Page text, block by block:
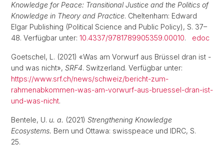
Knowledge for Peace: Transitional Justice and the Politics of
Knowledge in Theory and Practice. Cheltenham: Edward
Elgar Publishing (Political Science and Public Policy), S. 37–
48. Verfügbar unter: 10.4337/9781789905359.00010. edoc
Goetschel, L. (2021) «Was am Vorwurf aus Brüssel dran ist -
und was nicht», SRF4. Switzerland. Verfügbar unter:
https://www.srf.ch/news/schweiz/bericht-zum-
rahmenabkommen-was-am-vorwurf-aus-bruessel-dran-ist-
und-was-nicht.
Bentele, U. u. a. (2021) Strengthening Knowledge
Ecosystems. Bern und Ottawa: swisspeace und IDRC, S.
25.